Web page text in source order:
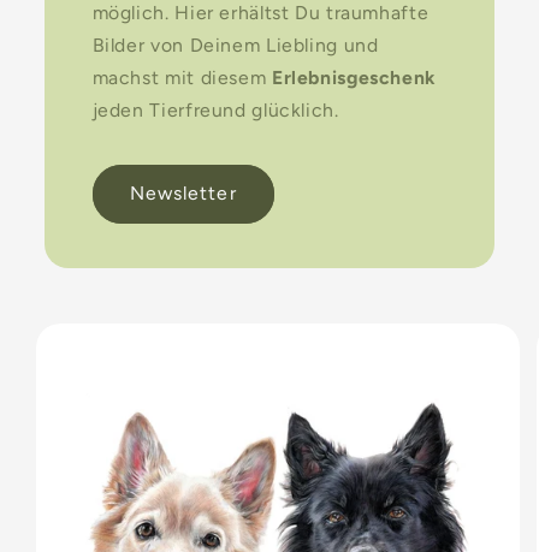
möglich. Hier erhältst Du traumhafte
Bilder von Deinem Liebling und
machst mit diesem Erlebnisgeschenk
jeden Tierfreund glücklich.
Newsletter